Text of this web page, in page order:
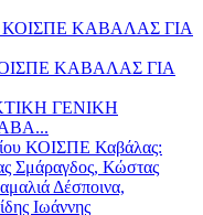
ΚΑΒΑΛΑΣ ΓΙΑ
ΓΕΝΙΚΗ